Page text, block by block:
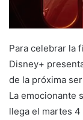
Para celebrar la
Disney+
de la próxima
La emocionante
llega el martes